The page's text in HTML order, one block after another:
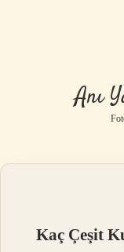
Anı
Kaç Çeşit